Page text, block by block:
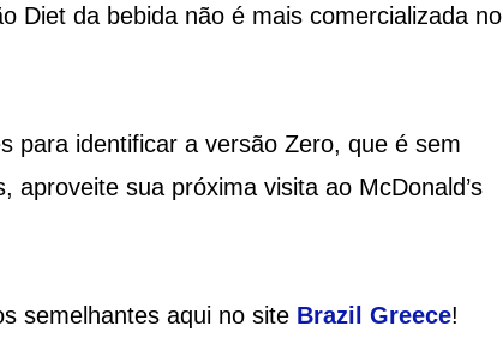
Diet da bebida não é mais comercializada no
para identificar a versão Zero, que é sem
sua próxima visita ao McDonald’s
semelhantes aqui no site Brazil Greece!